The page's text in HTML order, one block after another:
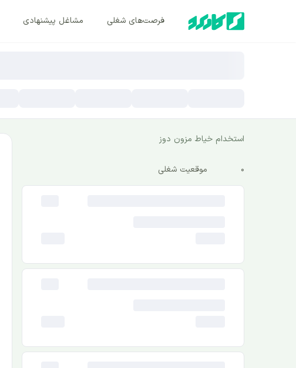
فرصت‌های شغلی مشاغل پیشنهادی
استخدام خیاط مزون دوز
0 موقعیت شغلی